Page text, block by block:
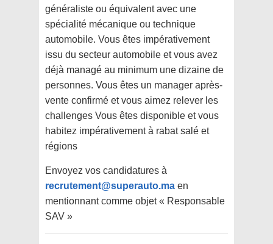
généraliste ou équivalent avec une
spécialité mécanique ou technique
automobile. Vous êtes impérativement
issu du secteur automobile et vous avez
déjà managé au minimum une dizaine de
personnes. Vous êtes un manager après-
vente confirmé et vous aimez relever les
challenges Vous êtes disponible et vous
habitez impérativement à rabat salé et
régions
Envoyez vos candidatures à
recrutement@superauto.ma en
mentionnant comme objet « Responsable
SAV »